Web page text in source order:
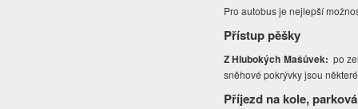
Pro autobus je nejlepší
Přístup pěšky
Z Hlubokých Mašůvek: po
sněhové pokrývky jsou
Příjezd na kole,